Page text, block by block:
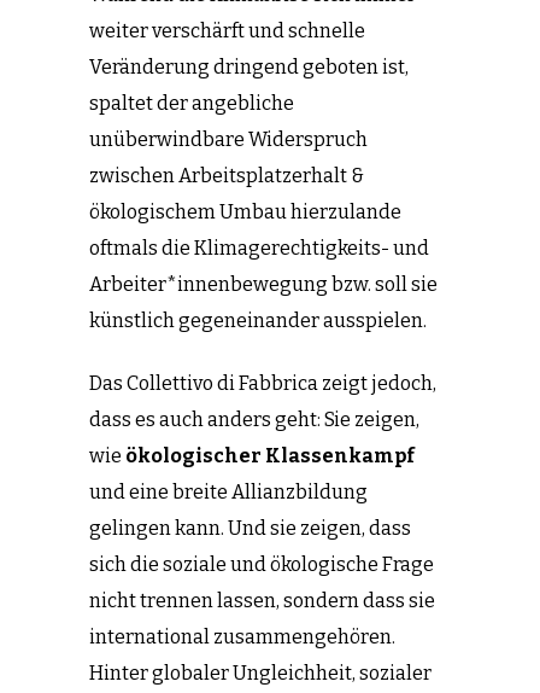
weiter verschärft und schnelle
Veränderung dringend geboten ist,
spaltet der angebliche
unüberwindbare Widerspruch
zwischen Arbeitsplatzerhalt &
ökologischem Umbau hierzulande
oftmals die Klimagerechtigkeits- und
Arbeiter*innenbewegung bzw. soll sie
künstlich gegeneinander ausspielen.
Das Collettivo di Fabbrica zeigt jedoch,
dass es auch anders geht: Sie zeigen,
wie ökologischer Klassenkampf
und eine breite Allianzbildung
gelingen kann. Und sie zeigen, dass
sich die soziale und ökologische Frage
nicht trennen lassen, sondern dass sie
international zusammengehören.
Hinter globaler Ungleichheit, sozialer